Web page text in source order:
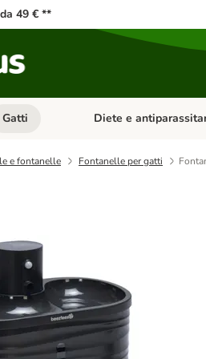
49 € **
Menu Categoria: Cani
Gatti Apri Menu Categoria:
Diete e
e fontanelle Fontanelle per gatti